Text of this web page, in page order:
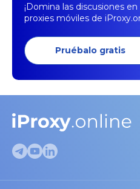
¡Domina las discusiones
proxies móviles de
Pruébalo gratis